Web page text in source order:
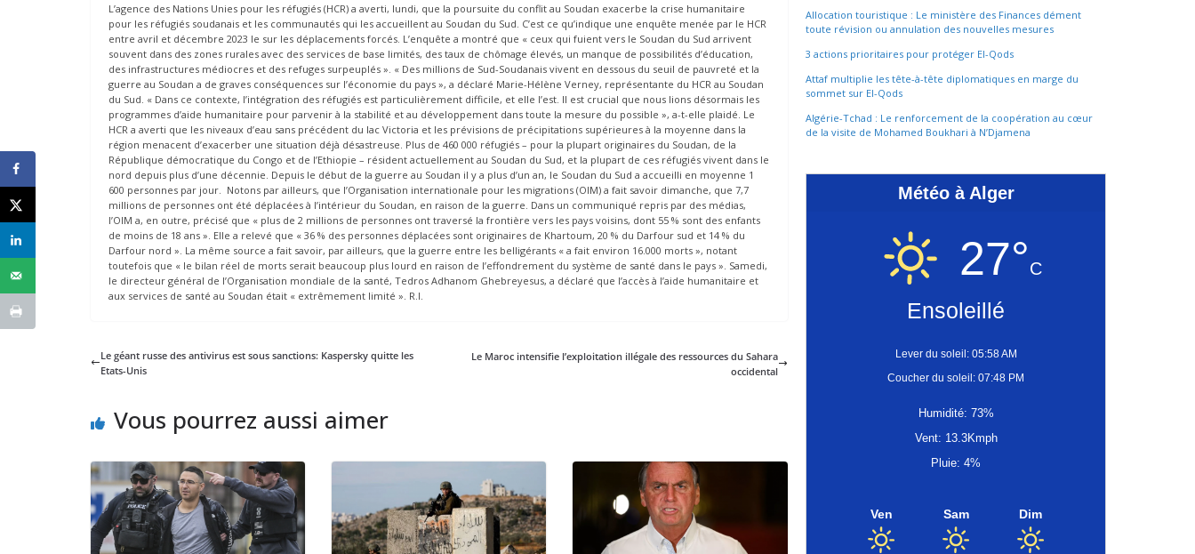
L’agence des Nations Unies pour les réfugiés (HCR) a averti, lundi, que la poursuite du conflit au Soudan exacerbe la crise humanitaire
pour les réfugiés soudanais et les communautés qui les accueillent au Soudan du Sud. C’est ce qu’indique une enquête menée par le HCR
entre avril et décembre 2023 le sur les déplacements forcés. L’enquête a montré que « ceux qui fuient vers le Soudan du Sud arrivent
souvent dans des zones rurales avec des services de base limités, des taux de chômage élevés, un manque de possibilités d’éducation,
des infrastructures médiocres et des refuges surpeuplés ». « Des millions de Sud-Soudanais vivent en dessous du seuil de pauvreté et la
guerre au Soudan a de graves conséquences sur l’économie du pays », a déclaré Marie-Hélène Verney, représentante du HCR au Soudan
du Sud. « Dans ce contexte, l’intégration des réfugiés est particulièrement difficile, et elle l’est. Il est crucial que nous lions désormais les
programmes d’aide humanitaire pour parvenir à la stabilité et au développement dans toute la mesure du possible », a-t-elle plaidé. Le
HCR a averti que les niveaux d’eau sans précédent du lac Victoria et les prévisions de précipitations supérieures à la moyenne dans la
région menacent d’exacerber une situation déjà désastreuse. Plus de 460 000 réfugiés – pour la plupart originaires du Soudan, de la
République démocratique du Congo et de l’Ethiopie – résident actuellement au Soudan du Sud, et la plupart de ces réfugiés vivent dans le
nord depuis plus d’une décennie. Depuis le début de la guerre au Soudan il y a plus d’un an, le Soudan du Sud a accueilli en moyenne 1
600 personnes par jour. Notons par ailleurs, que l’Organisation internationale pour les migrations (OIM) a fait savoir dimanche, que 7,7
millions de personnes ont été déplacées à l’intérieur du Soudan, en raison de la guerre. Dans un communiqué repris par des médias,
l’OIM a, en outre, précisé que « plus de 2 millions de personnes ont traversé la frontière vers les pays voisins, dont 55 % sont des enfants
de moins de 18 ans ». Elle a relevé que « 36 % des personnes déplacées sont originaires de Khartoum, 20 % du Darfour sud et 14 % du
Darfour nord ». La même source a fait savoir, par ailleurs, que la guerre entre les belligérants « a fait environ 16.000 morts », notant
toutefois que « le bilan réel de morts serait beaucoup plus lourd en raison de l’effondrement du système de santé dans le pays ». Samedi,
le directeur général de l’Organisation mondiale de la santé, Tedros Adhanom Ghebreyesus, a déclaré que l’accès à l’aide humanitaire et
aux services de santé au Soudan était « extrêmement limité ». R.I.
Le géant russe des antivirus est sous sanctions: Kaspersky quitte les
Etats-Unis
Le Maroc intensifie l’exploitation illégale des ressources du Sahara
occidental
Vous pourrez aussi aimer
Allocation touristique : Le ministère des Finances dément
toute révision ou annulation des nouvelles mesures
3 actions prioritaires pour protéger El-Qods
Attaf multiplie les tête-à-tête diplomatiques en marge du
sommet sur El-Qods
Algérie-Tchad : Le renforcement de la coopération au cœur
de la visite de Mohamed Boukhari à N’Djamena
Météo à Alger
27°C
Ensoleillé
Lever du soleil: 05:58 AM
Coucher du soleil: 07:48 PM
Humidité: 73%
Vent: 13.3Kmph
Pluie: 4%
Ven Sam Dim